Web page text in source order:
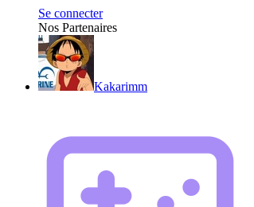
Se connecter
Nos Partenaires
Kakarimm